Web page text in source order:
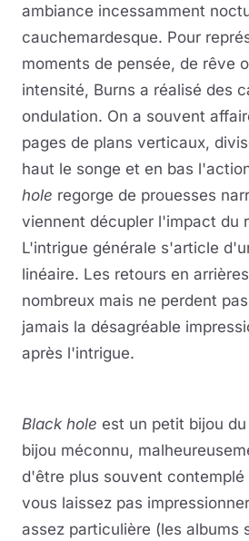
ambiance incessamment
cauchemardesque. Pour
moments de pensée, de rêve
intensité, Burns a réalisé des
ondulation. On a souvent
pages de plans verticaux,
haut le songe et en bas
hole regorge de prouesses
viennent décupler l'impact du
L'intrigue générale s'article
linéaire. Les retours en
nombreux mais ne perdent
jamais la désagréable
après l'intrigue.
Black hole est un petit bijou
bijou méconnu,
d'être plus souvent
vous laissez pas
assez particulière (les albums